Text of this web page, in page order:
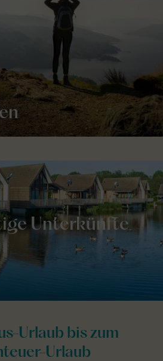
Urlaub bis zum
Urlaub